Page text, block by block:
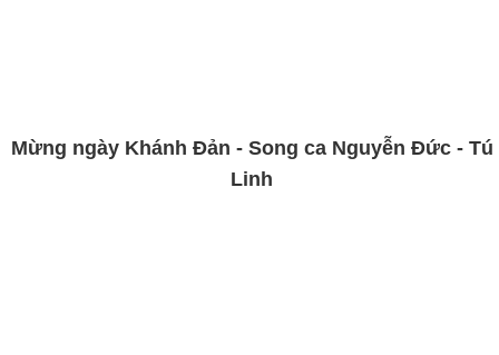
Mừng ngày Khánh Đản - Song ca Nguyễn Đức - Tú
Linh